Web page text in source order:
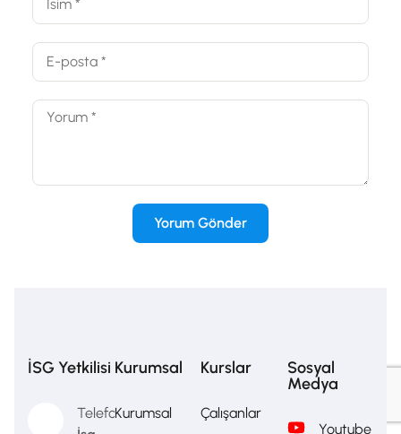
İSG Yetkilisi
Telefon
Kurumsal
Kurumsal
Kurslar
Çalışanlar
Sosyal
Medya
Youtube